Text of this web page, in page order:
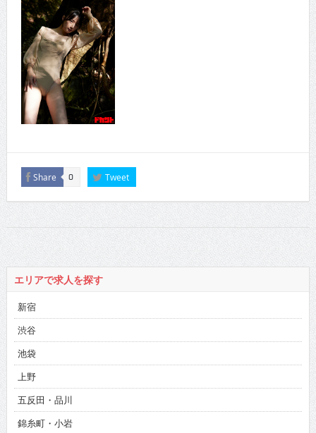
Share 0 Tweet
エリアで求人を探す
新宿
渋谷
池袋
上野
五反田・品川
錦糸町・小岩